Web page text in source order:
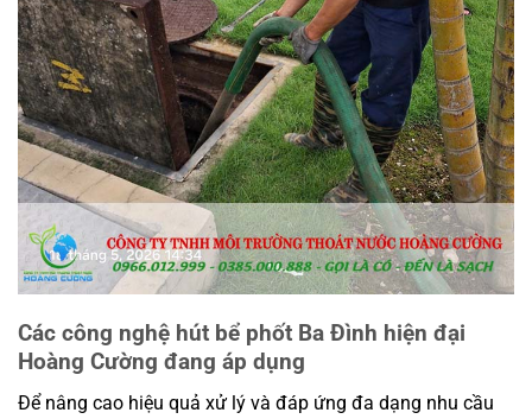
Các công nghệ hút bể phốt Ba Đình hiện đại
Hoàng Cường đang áp dụng
Để nâng cao hiệu quả xử lý và đáp ứng đa dạng nhu cầu